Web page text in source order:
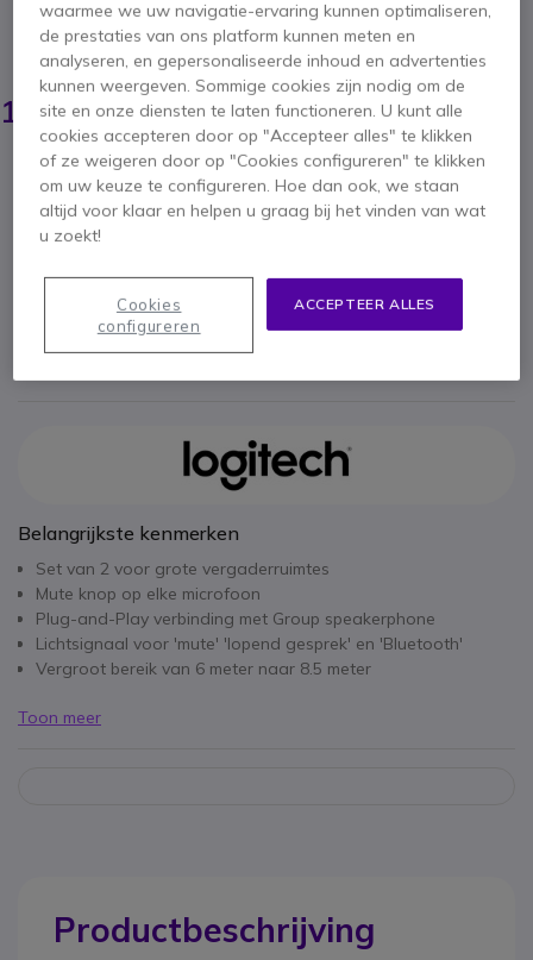
4.3 van 3 Reviews
BESPAAR 140,00 €
339,85 €
199,95 € ex. BTW- 241,94 € incl. BTW
Aantal
IN WINKELWAGEN
21 productenop voorraad Levering:24/48 h
Belangrijkste kenmerken
Set van 2 voor grote vergaderruimtes
Mute knop op elke microfoon
Plug-and-Play verbinding met Group speakerphone
Lichtsignaal voor 'mute' 'lopend gesprek' en 'Bluetooth'
Vergroot bereik van 6 meter naar 8.5 meter
Toon meer
Productbeschrijving
waarmee we uw navigatie-ervaring kunnen optimaliseren,
de prestaties van ons platform kunnen meten en
analyseren, en gepersonaliseerde inhoud en advertenties
kunnen weergeven. Sommige cookies zijn nodig om de
site en onze diensten te laten functioneren. U kunt alle
cookies accepteren door op "Accepteer alles" te klikken
of ze weigeren door op "Cookies configureren" te klikken
om uw keuze te configureren. Hoe dan ook, we staan
altijd voor klaar en helpen u graag bij het vinden van wat
u zoekt!
ACCEPTEER ALLES
Cookies
configureren